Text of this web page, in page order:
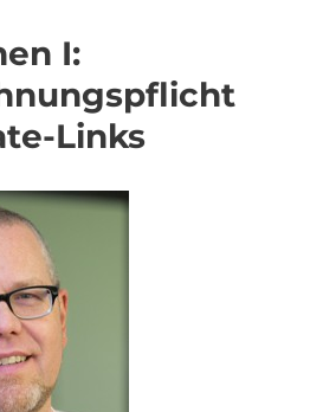
I:
Links